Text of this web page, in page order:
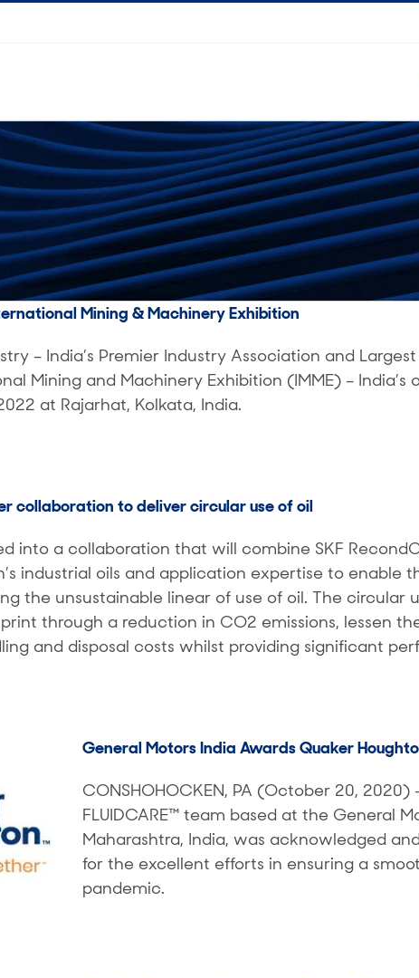
Mining & Machinery Exhibition
– India’s Premier Industry Association and
Mining and Machinery Exhibition (IMME) – India’s
at Rajarhat, Kolkata, India.
collaboration to deliver circular use of oil
into a collaboration that will combine SKF
industrial oils and application expertise to enable
the unsustainable linear of use of oil. The circular
through a reduction in CO2 emissions, lessen
and disposal costs whilst providing significant
General Motors India Awards Quaker
CONSHOHOCKEN, PA (October 20, 2020)
FLUIDCARE™ team based at the General
Maharashtra, India, was acknowledged
for the excellent efforts in ensuring a
pandemic.